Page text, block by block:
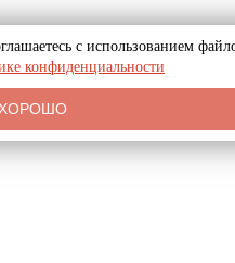
с использованием
конфиденциальности
ХОРОШО